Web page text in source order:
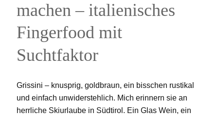
machen – italienisches
Fingerfood mit
Suchtfaktor
Grissini – knusprig, goldbraun, ein bisschen rustikal
und einfach unwiderstehlich. Mich erinnern sie an
herrliche Skiurlaube in Südtirol. Ein Glas Wein, ein